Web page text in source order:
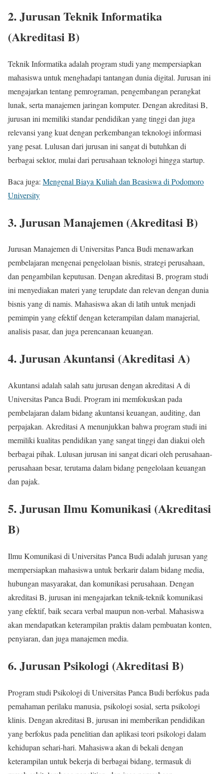
2. Jurusan Teknik Informatika
(Akreditasi B)
Teknik Informatika adalah program studi yang mempersiapkan
mahasiswa untuk menghadapi tantangan dunia digital. Jurusan ini
mengajarkan tentang pemrograman, pengembangan perangkat
lunak, serta manajemen jaringan komputer. Dengan akreditasi B,
jurusan ini memiliki standar pendidikan yang tinggi dan juga
relevansi yang kuat dengan perkembangan teknologi informasi
yang pesat. Lulusan dari jurusan ini sangat di butuhkan di
berbagai sektor, mulai dari perusahaan teknologi hingga startup.
Baca juga: Mengenal Biaya Kuliah dan Beasiswa di Podomoro
University
3. Jurusan Manajemen (Akreditasi B)
Jurusan Manajemen di Universitas Panca Budi menawarkan
pembelajaran mengenai pengelolaan bisnis, strategi perusahaan,
dan pengambilan keputusan. Dengan akreditasi B, program studi
ini menyediakan materi yang terupdate dan relevan dengan dunia
bisnis yang di namis. Mahasiswa akan di latih untuk menjadi
pemimpin yang efektif dengan keterampilan dalam manajerial,
analisis pasar, dan juga perencanaan keuangan.
4. Jurusan Akuntansi (Akreditasi A)
Akuntansi adalah salah satu jurusan dengan akreditasi A di
Universitas Panca Budi. Program ini memfokuskan pada
pembelajaran dalam bidang akuntansi keuangan, auditing, dan
perpajakan. Akreditasi A menunjukkan bahwa program studi ini
memiliki kualitas pendidikan yang sangat tinggi dan diakui oleh
berbagai pihak. Lulusan jurusan ini sangat dicari oleh perusahaan-
perusahaan besar, terutama dalam bidang pengelolaan keuangan
dan pajak.
5. Jurusan Ilmu Komunikasi (Akreditasi
B)
Ilmu Komunikasi di Universitas Panca Budi adalah jurusan yang
mempersiapkan mahasiswa untuk berkarir dalam bidang media,
hubungan masyarakat, dan komunikasi perusahaan. Dengan
akreditasi B, jurusan ini mengajarkan teknik-teknik komunikasi
yang efektif, baik secara verbal maupun non-verbal. Mahasiswa
akan mendapatkan keterampilan praktis dalam pembuatan konten,
penyiaran, dan juga manajemen media.
6. Jurusan Psikologi (Akreditasi B)
Program studi Psikologi di Universitas Panca Budi berfokus pada
pemahaman perilaku manusia, psikologi sosial, serta psikologi
klinis. Dengan akreditasi B, jurusan ini memberikan pendidikan
yang berfokus pada penelitian dan aplikasi teori psikologi dalam
kehidupan sehari-hari. Mahasiswa akan di bekali dengan
keterampilan untuk bekerja di berbagai bidang, termasuk di